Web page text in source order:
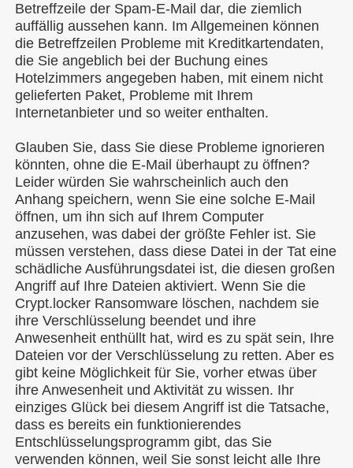
Betreffzeile der Spam-E-Mail dar, die ziemlich
auffällig aussehen kann. Im Allgemeinen können
die Betreffzeilen Probleme mit Kreditkartendaten,
die Sie angeblich bei der Buchung eines
Hotelzimmers angegeben haben, mit einem nicht
gelieferten Paket, Probleme mit Ihrem
Internetanbieter und so weiter enthalten.
Glauben Sie, dass Sie diese Probleme ignorieren
könnten, ohne die E-Mail überhaupt zu öffnen?
Leider würden Sie wahrscheinlich auch den
Anhang speichern, wenn Sie eine solche E-Mail
öffnen, um ihn sich auf Ihrem Computer
anzusehen, was dabei der größte Fehler ist. Sie
müssen verstehen, dass diese Datei in der Tat eine
schädliche Ausführungsdatei ist, die diesen großen
Angriff auf Ihre Dateien aktiviert. Wenn Sie die
Crypt.locker Ransomware löschen, nachdem sie
ihre Verschlüsselung beendet und ihre
Anwesenheit enthüllt hat, wird es zu spät sein, Ihre
Dateien vor der Verschlüsselung zu retten. Aber es
gibt keine Möglichkeit für Sie, vorher etwas über
ihre Anwesenheit und Aktivität zu wissen. Ihr
einziges Glück bei diesem Angriff ist die Tatsache,
dass es bereits ein funktionierendes
Entschlüsselungsprogramm gibt, das Sie
verwenden können, weil Sie sonst leicht alle Ihre